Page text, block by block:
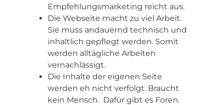
Empfehlungsmarketing reicht aus.
Die Webseite macht zu viel Arbeit.
Sie muss andauernd technisch und
inhaltlich gepflegt werden. Somit
werden alltägliche Arbeiten
vernachlässigt.
Die Inhalte der eigenen Seite
werden eh nicht verfolgt. Braucht
kein Mensch. Dafür gibt es Foren.